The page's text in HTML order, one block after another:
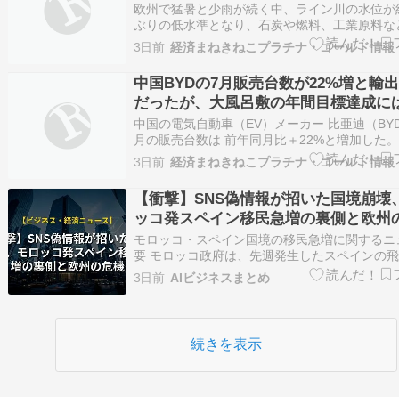
欧州で猛暑と少雨が続く中、ライン川の水位が
ぶりの低水準となり、石炭や燃料、工業原料な
欧州の主要物流ルートに支障が生じている。
拠点であるドイツのカウプでは3日、水位が24
ートルまで下がった。 ドイツ連邦当局のデー
ーリヒ工科大学（ETH…
3日前 経済まねきねこプラチナ・ゴールド情報
中国BYDの7月販売台数が22%増と輸
だったが、大風呂敷の年間目標達成に
中国の電気自動車（EV）メーカー 比亜迪（
月の販売台数は 前年同月比＋22%と増加した
強気で打ち出した年間販売目標の達成に向けて
期に販売の大幅な上積みが必要となる。 1日の
ると、BYDの7月の販売台数は約42万台だった
年間販売目標…
3日前 経済まねきねこプラチナ・ゴールド情報
【衝撃】SNS偽情報が招いた国境崩壊
ッコ発スペイン移民急増の裏側と欧州
モロッコ・スペイン国境の移民急増に関するニ
要 モロッコ政府は、先週発生したスペインの
ウタへの移民の急増について、デジタルプラッ
ムの悪用や誤情報の拡散などが原因であると
この事態が偶発的なものではなく…
3日前 AIビジネスまとめ
続きを表示